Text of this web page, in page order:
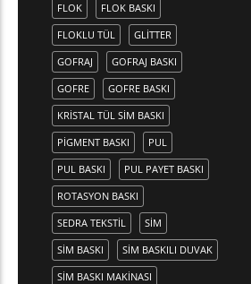
FLOK
FLOK BASKI
FLOKLU TÜL
GLITTER
GOFRAJ
GOFRAJ BASKI
GOFRE
GOFRE BASKI
KRISTAL TÜL SIM BASKI
PIGMENT BASKI
PUL
PUL BASKI
PUL PAYET BASKI
ROTASYON BASKI
SEDRA TEKSTIL
SIM
SIM BASKI
SIM BASKILI DUVAK
SIM BASKI MAKINASI